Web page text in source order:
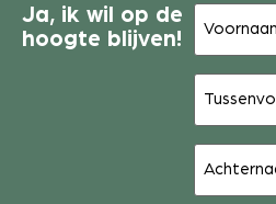
Ja, ik wil op de
hoogte blijven!
Voornaam